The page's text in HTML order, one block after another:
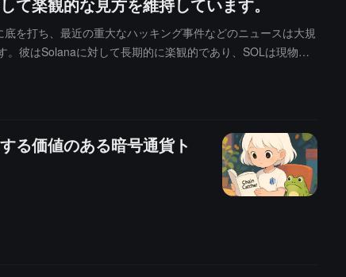
を打ち、最近の重大なハッキング事件などのニュースは大規
彼はSolanaに対して長期的に楽観的であり、SOLは現物取
場価値の上位5位に入る可能性があると述べています。ポジ
る価値のある暗号通貨ト